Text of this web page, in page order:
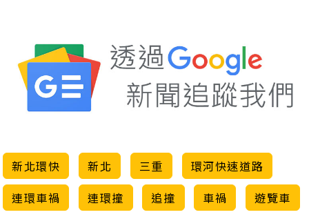
新北環快 新北 三重
環河快速道路
連環車禍
連環撞 追撞 車禍 遊覽車